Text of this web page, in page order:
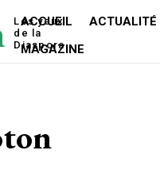
Les yeux
de la
Diaspora
ACCUEIL ACTUALITÉ
MAGAZINE